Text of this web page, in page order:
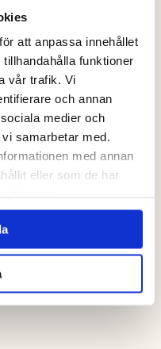
att anpassa innehållet
funktioner
vår trafik. Vi
och annan
medier och
samarbetar med.
med annan
eller som de har